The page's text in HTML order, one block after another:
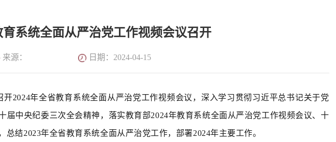
育系统全面从严治党工作视频会议召开
来源： 日期：2024-04-15
2024年全省教育系统全面从严治党工作视频会议，深入学习贯彻习近平总书记关于党
届中央纪委三次全会精神，落实教育部2024年教育系统全面从严治党工作视频会议、十
结2023年全省教育系统全面从严治党工作，部署2024年主要工作。